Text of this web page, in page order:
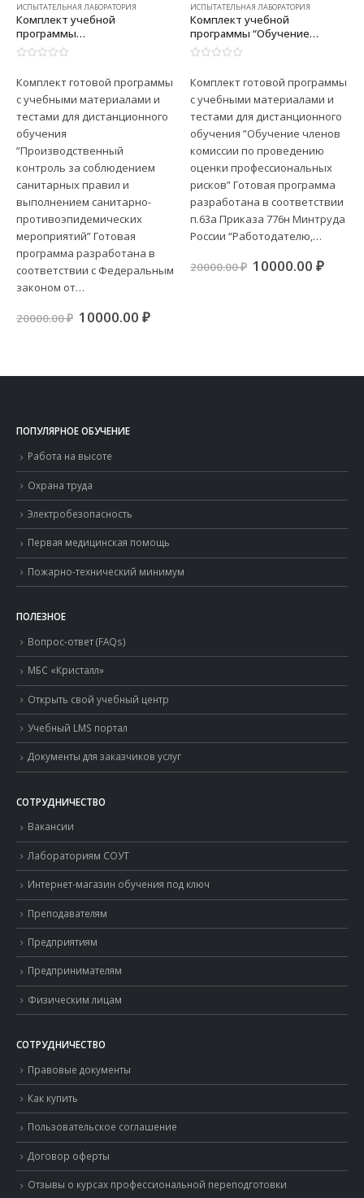
₽.
ИСПЫТАТЕЛЬНАЯ ЛАБОРАТОРИЯ
Комплект учебной
программы
“Производственный
контроль за соблюдением
выполнением санитарно-
противоэпидемических
мероприятий”
Комплект готовой программы
с учебными материалами и
тестами для дистанционного
обучения
”Производственный
контроль за соблюдением
санитарных правил и
выполнением санитарно-
противоэпидемических
мероприятий” Готовая
программа разработана в
соответствии с Федеральным
законом от…
20000.00₽ Первоначальная
10000.00 ₽Текущая
ИСПЫТАТЕЛЬНАЯ ЛАБОРАТОРИЯ
Комплект учебной
программы “Обучение
членов комиссии по
проведению оценки
Комплект готовой программы
с учебными материалами и
тестами для дистанционного
обучения ”Обучение членов
комиссии по проведению
оценки профессиональных
рисков” Готовая программа
разработана в соответствии
п.63а Приказа 776н Минтруда
России “Работодателю,…
20000.00₽ 10000.00 ₽
ПОПУЛЯРНОЕ ОБУЧЕНИЕ
Работа на высоте
Охрана труда
Электробезопасность
Первая медицинская помощь
Пожарно-технический минимум
ПОЛЕЗНОЕ
Вопрос-ответ (FAQs)
МБС «Кристалл»
Открыть свой учебный центр
Учебный LMS портал
Документы для заказчиков услуг
СОТРУДНИЧЕСТВО
Вакансии
Лабораториям СОУТ
Интернет-магазин обучения под ключ
Преподавателям
Предприятиям
Предпринимателям
Физическим лицам
СОТРУДНИЧЕСТВО
Правовые документы
Как купить
Пользовательское соглашение
Договор оферты
Отзывы о курсах профессиональной переподготовки